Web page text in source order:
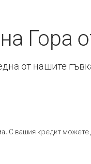
Гора
от нашите
С вашия кредит